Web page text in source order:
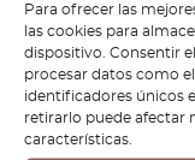
Para ofrecer las
las cookies para
dispositivo. Consentir
procesar datos como
identificadores únicos
retirarlo puede afectar
características.
Ver producto